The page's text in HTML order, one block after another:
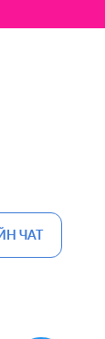
ЧАТ